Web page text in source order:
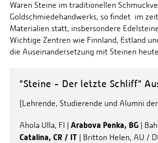
Waren Steine im traditionellen
Goldschmiedehandwerks, so findet im
Materialien statt, insbersondere
Wichtige Zentren wie Finnland, Estland
die Auseinandersetzung mit Steinen
"Steine - Der letzte Schliff"
(Lehrende, Studierende und Alumni
Ahola Ulla, FI | Arabova Penka, BG |
Catalina, CR / IT | Britton Helen, AU /